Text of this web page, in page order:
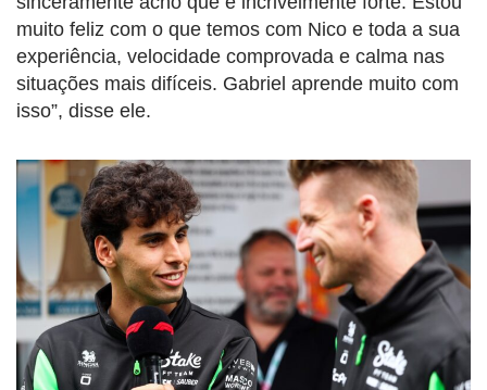
muito feliz com o que temos com Nico e toda a sua
experiência, velocidade comprovada e calma nas
situações mais difíceis. Gabriel aprende muito com
isso”, disse ele.